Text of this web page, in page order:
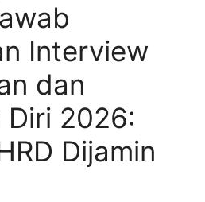
Interview
dan
Diri 2026:
Dijamin